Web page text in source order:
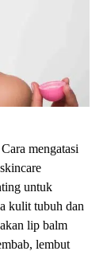
mengatasi
untuk
kulit tubuh dan
lip balm
lembut